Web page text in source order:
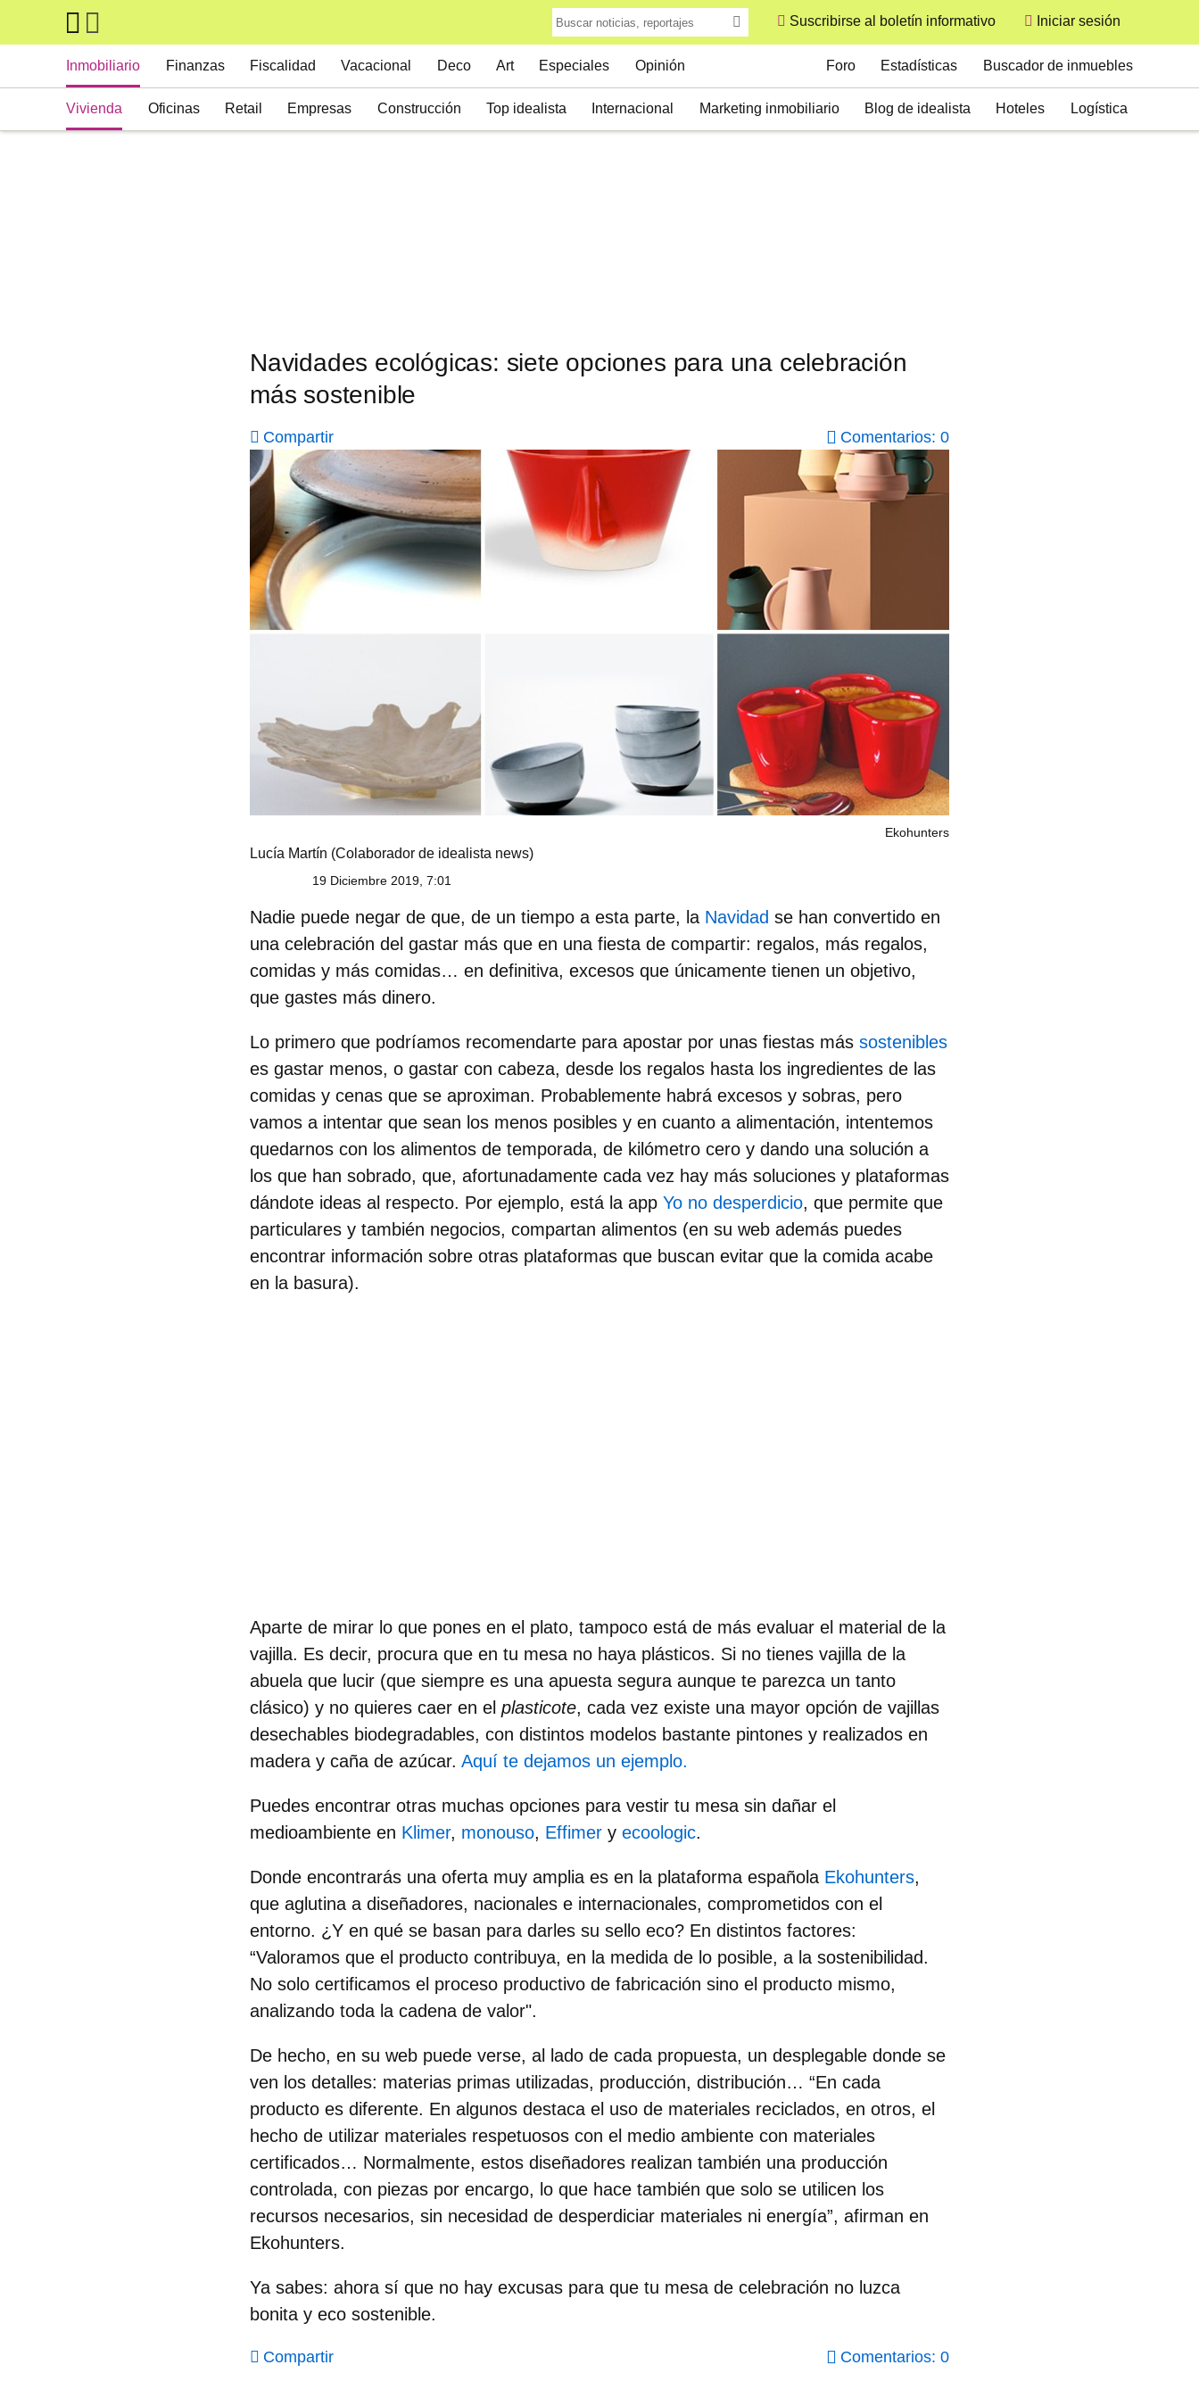
Skip to main content
Suscribirse al boletín informativo
User
Iniciar sesión
Inmobiliario
Vivienda Oficinas Retail Empresas Construcción Top idealista Internacional Marketing inmobiliario Blog de idealista Hoteles Logística
Finanzas Fiscalidad Vacacional Deco Art Especiales Opinión Foro Estadísticas Buscador de inmuebles
Navidades ecológicas: siete opciones para una celebración
más sostenible
Compartir Comentarios: 0
Ekohunters
Lucía Martín (Colaborador de idealista news)
19 Diciembre 2019, 7:01
Nadie puede negar de que, de un tiempo a esta parte, la Navidad se han convertido en
una celebración del gastar más que en una fiesta de compartir: regalos, más regalos,
comidas y más comidas… en definitiva, excesos que únicamente tienen un objetivo,
que gastes más dinero.
Lo primero que podríamos recomendarte para apostar por unas fiestas más sostenibles
es gastar menos, o gastar con cabeza, desde los regalos hasta los ingredientes de las
comidas y cenas que se aproximan. Probablemente habrá excesos y sobras, pero
vamos a intentar que sean los menos posibles y en cuanto a alimentación, intentemos
quedarnos con los alimentos de temporada, de kilómetro cero y dando una solución a
los que han sobrado, que, afortunadamente cada vez hay más soluciones y plataformas
dándote ideas al respecto. Por ejemplo, está la app Yo no desperdicio, que permite que
particulares y también negocios, compartan alimentos (en su web además puedes
encontrar información sobre otras plataformas que buscan evitar que la comida acabe
en la basura).
Aparte de mirar lo que pones en el plato, tampoco está de más evaluar el material de la
vajilla. Es decir, procura que en tu mesa no haya plásticos. Si no tienes vajilla de la
abuela que lucir (que siempre es una apuesta segura aunque te parezca un tanto
clásico) y no quieres caer en el plasticote, cada vez existe una mayor opción de vajillas
desechables biodegradables, con distintos modelos bastante pintones y realizados en
madera y caña de azúcar. Aquí te dejamos un ejemplo.
Puedes encontrar otras muchas opciones para vestir tu mesa sin dañar el
medioambiente en Klimer, monouso, Effimer y ecoologic.
Donde encontrarás una oferta muy amplia es en la plataforma española Ekohunters,
que aglutina a diseñadores, nacionales e internacionales, comprometidos con el
entorno. ¿Y en qué se basan para darles su sello eco? En distintos factores:
“Valoramos que el producto contribuya, en la medida de lo posible, a la sostenibilidad.
No solo certificamos el proceso productivo de fabricación sino el producto mismo,
analizando toda la cadena de valor".
De hecho, en su web puede verse, al lado de cada propuesta, un desplegable donde se
ven los detalles: materias primas utilizadas, producción, distribución… “En cada
producto es diferente. En algunos destaca el uso de materiales reciclados, en otros, el
hecho de utilizar materiales respetuosos con el medio ambiente con materiales
certificados… Normalmente, estos diseñadores realizan también una producción
controlada, con piezas por encargo, lo que hace también que solo se utilicen los
recursos necesarios, sin necesidad de desperdiciar materiales ni energía”, afirman en
Ekohunters.
Ya sabes: ahora sí que no hay excusas para que tu mesa de celebración no luzca
bonita y eco sostenible.
Compartir Comentarios: 0